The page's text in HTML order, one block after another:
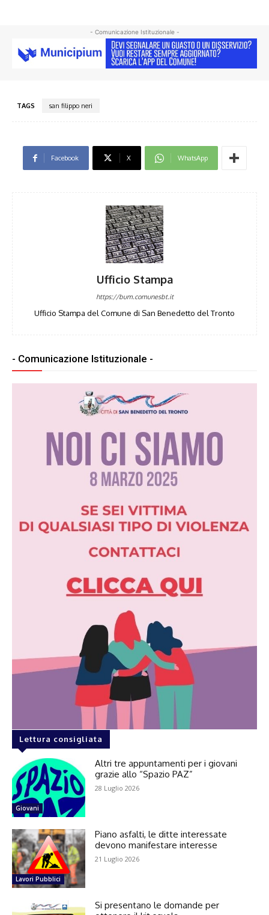
- Comunicazione Istituzionale -
TAGS san filippo neri
Facebook X WhatsApp
Ufficio Stampa
https://bum.comunesbt.it
Ufficio Stampa del Comune di San Benedetto del Tronto
- Comunicazione Istituzionale -
Lettura consigliata
Giovani
Altri tre appuntamenti per i giovani
grazie allo “Spazio PAZ”
28 Luglio 2026
Lavori Pubblici
Piano asfalti, le ditte interessate
devono manifestare interesse
21 Luglio 2026
Si presentano le domande per